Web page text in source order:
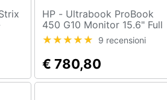
HP - Ultrabook ProBook
450 G10 Monitor 15.6" Full
HD Intel Core i5-1335U Ram
8 GB SSD 256GB 4x USB
3.2 Windows 11 Pro
9 recensioni
€ 780,80